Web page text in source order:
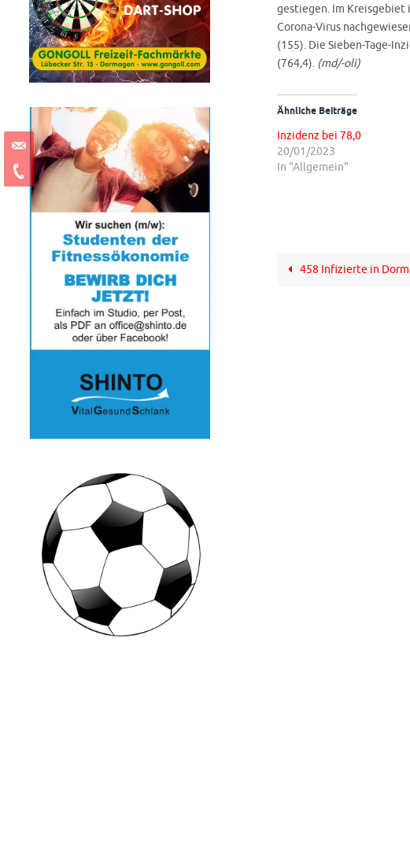
gestiegen. Im Kreisgebiet
Corona-Virus
(155). Die Sieben-Tage-
(764,4). (md/-oli)
Ähnliche Beiträge
Inzidenz bei 78,0
20/01/2023
In "Allgemein"
458 Infizierte in